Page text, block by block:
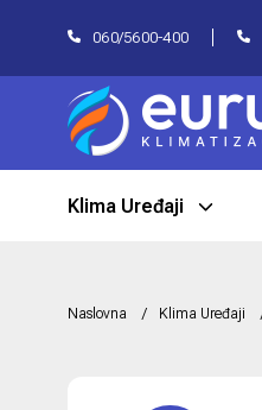
060/5600-400
Klima Uređaji
Naslovna Klima Uređaji